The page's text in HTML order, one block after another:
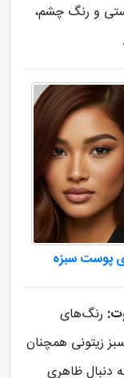
و رنگ چشم،
پوست سبزه
رنگ‌های
زیتونی همچنان
دنبال ظاهری